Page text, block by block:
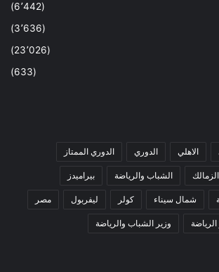
(6٬442)
(3٬636)
(23٬026)
(633)
الاهلي الدوري الدوري الممتاز
الزمالك الشباب والرياضة بيراميدز
شمال سيناء كولر ليفربول مصر
وزير الشباب والرياضة